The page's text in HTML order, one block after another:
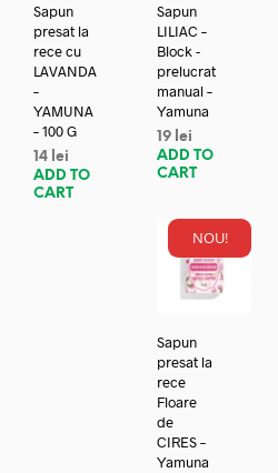
Sapun
presat la
rece cu
LAVANDA
–
YAMUNA
– 100 G
14 lei
ADD TO
CART
Sapun
LILIAC –
Block -
prelucrat
manual –
Yamuna
19 lei
ADD TO
CART
NOU!
Sapun
presat la
rece
Floare
de
CIRES –
Yamuna